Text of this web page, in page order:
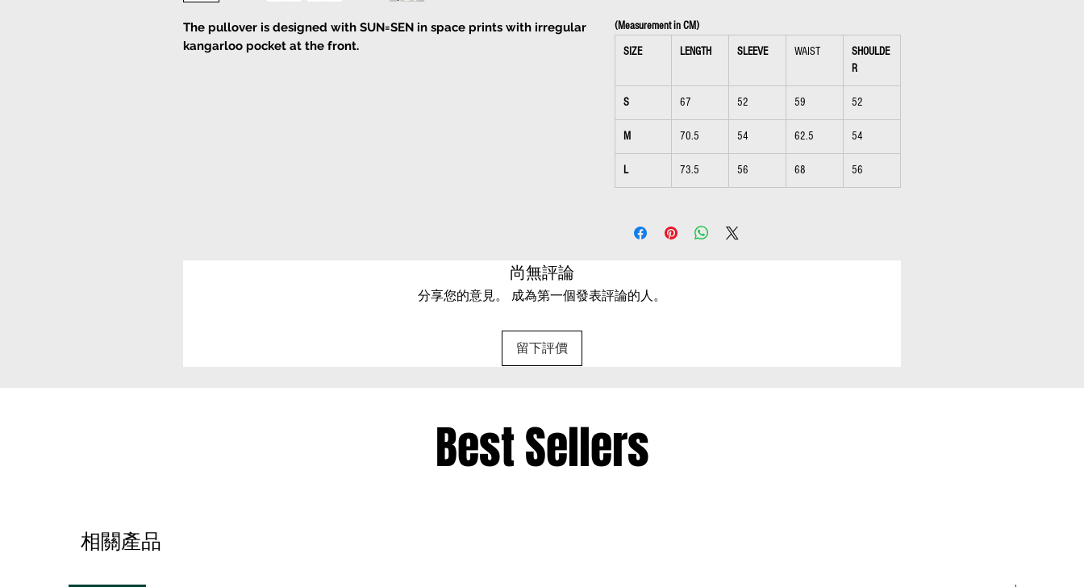
The pullover is designed with SUN=SEN in space prints with irregular
kangarloo pocket at the front.
(Measurement in CM)
SIZE
LENGTH SLEEVE WAIST
SHOULDE
R
S 67 52 59 52
M 70.5 54 62.5 54
L 73.5 56 68 56
尚無評論
分享您的意見。 成為第一個發表評論的人。
留下評價
Best Sellers
相關產品